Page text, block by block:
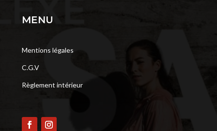
MENU
Mentions légales
C.G.V
Règlement intérieur